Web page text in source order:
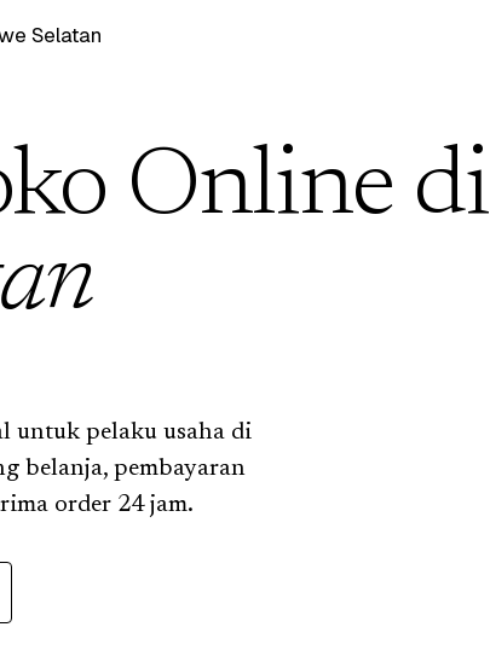
Selatan
Online di
untuk pelaku usaha di
belanja, pembayaran
order 24 jam.